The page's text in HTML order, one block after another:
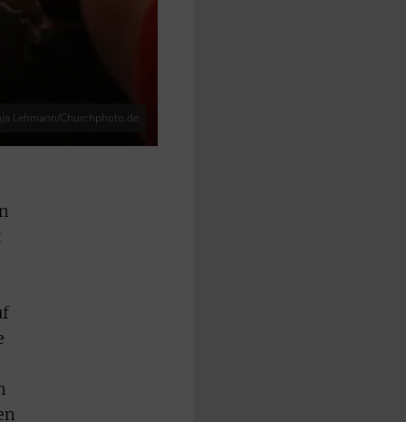
Lehmann/Churchphoto.de